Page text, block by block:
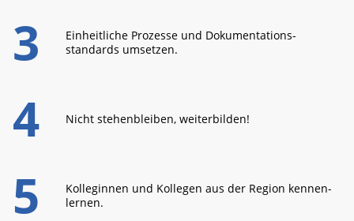
Einheitliche Prozesse und Doku­mentations­
standards umsetzen.
Nicht stehen­bleiben, weiter­bilden!
Kolleginnen und Kolle­gen aus der Region kennen­
lernen.